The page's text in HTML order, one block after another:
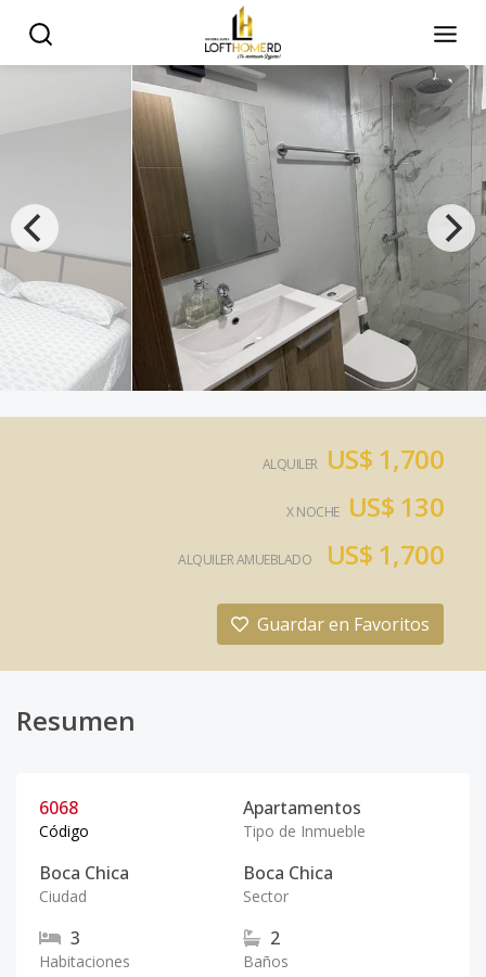
ALQUILER US$ 1,700
X NOCHE US$ 130
ALQUILER AMUEBLADO US$ 1,700
Guardar en Favoritos
Resumen
6068
Código
Apartamentos
Tipo de Inmueble
Boca Chica
Ciudad
Boca Chica
Sector
3
Habitaciones
2
Baños